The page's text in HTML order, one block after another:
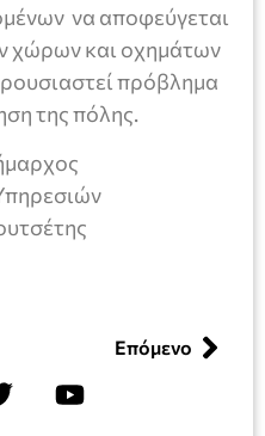
να αποφεύγεται
χώρων και οχημάτων
πρόβλημα
της πόλης.
Επόμενο